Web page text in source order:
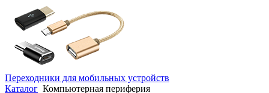
Переходники для мобильных устройств
Каталог Компьютерная периферия